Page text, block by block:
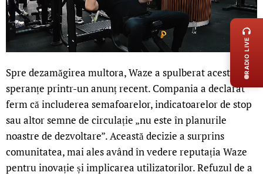
Spre dezamăgirea multora, Waze a spulberat aceste
speranțe printr-un anunț recent. Compania a declarat
ferm că includerea semafoarelor, indicatoarelor de stop
sau altor semne de circulație „nu este în planurile
noastre de dezvoltare”. Această decizie a surprins
comunitatea, mai ales având în vedere reputația Waze
pentru inovație și implicarea utilizatorilor. Refuzul de a
LIVE
RADIO LIVE